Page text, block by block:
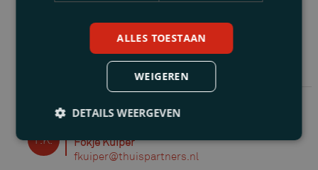
Geschreven door
F.K.
Fokje Kuiper
fkuiper@thuispartners.nl
ALLES TOESTAAN
WEIGEREN
DETAILS WEERGEVEN